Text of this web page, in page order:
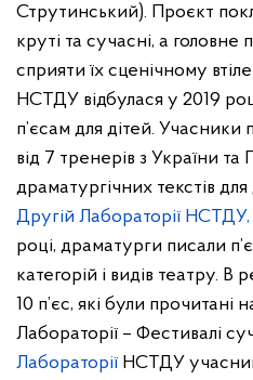
Струтинський). Проєкт
круті та сучасні, а головне
сприяти їх сценічному
НСТДУ відбулася у 2019
п’єсам для дітей. Учасники
від 7 тренерів з України та
драматургічних текстів для
Другій Лабораторії НСТДУ,
році, драматурги писали
категорій і видів театру. В
10 п’єс, які були прочитані
Лабораторії – Фестивалі
Лабораторії НСТДУ